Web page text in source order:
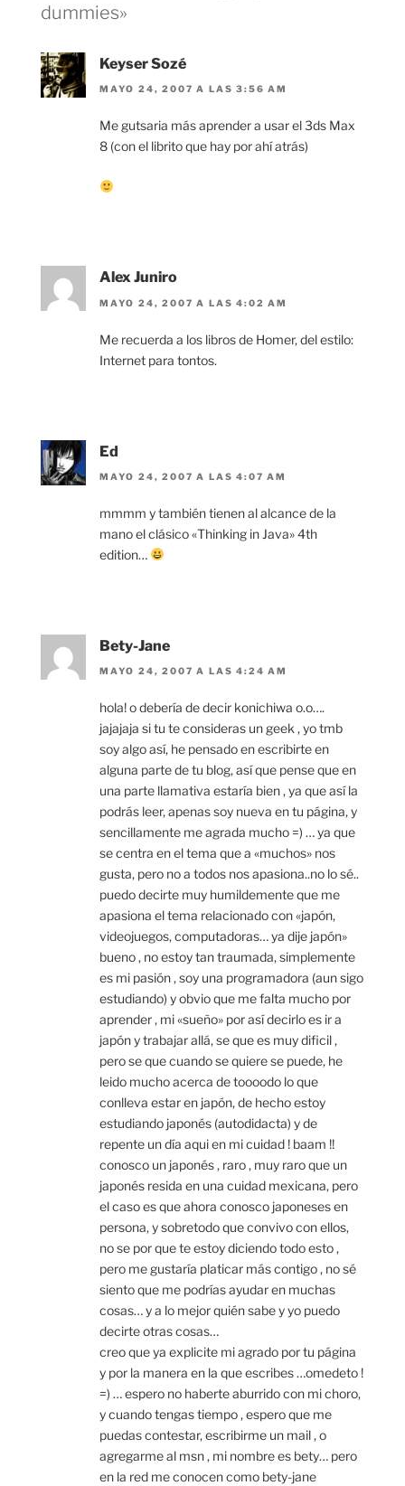
dummies»
Keyser Sozé
MAYO 24, 2007 A LAS 3:56 AM
Me gutsaria más aprender a usar el 3ds Max
8 (con el librito que hay por ahí atrás)
Alex Juniro
MAYO 24, 2007 A LAS 4:02 AM
Me recuerda a los libros de Homer, del estilo:
Internet para tontos.
Ed
MAYO 24, 2007 A LAS 4:07 AM
mmmm y también tienen al alcance de la
mano el clásico «Thinking in Java» 4th
edition…
Bety-Jane
MAYO 24, 2007 A LAS 4:24 AM
hola! o debería de decir konichiwa o.o….
jajajaja si tu te consideras un geek , yo tmb
soy algo así, he pensado en escribirte en
alguna parte de tu blog, así que pense que en
una parte llamativa estaría bien , ya que así la
podrás leer, apenas soy nueva en tu página, y
sencillamente me agrada mucho =) … ya que
se centra en el tema que a «muchos» nos
gusta, pero no a todos nos apasiona..no lo sé..
puedo decirte muy humildemente que me
apasiona el tema relacionado con «japón,
videojuegos, computadoras… ya dije japón»
bueno , no estoy tan traumada, simplemente
es mi pasión , soy una programadora (aun sigo
estudiando) y obvio que me falta mucho por
aprender , mi «sueño» por así decirlo es ir a
japón y trabajar allá, se que es muy dificil ,
pero se que cuando se quiere se puede, he
leido mucho acerca de toooodo lo que
conlleva estar en japón, de hecho estoy
estudiando japonés (autodidacta) y de
repente un día aqui en mi cuidad ! baam !!
conosco un japonés , raro , muy raro que un
japonés resida en una cuidad mexicana, pero
el caso es que ahora conosco japoneses en
persona, y sobretodo que convivo con ellos,
no se por que te estoy diciendo todo esto ,
pero me gustaría platicar más contigo , no sé
siento que me podrías ayudar en muchas
cosas… y a lo mejor quién sabe y yo puedo
decirte otras cosas…
creo que ya explicite mi agrado por tu página
y por la manera en la que escribes …omedeto !
=) … espero no haberte aburrido con mi choro,
y cuando tengas tiempo , espero que me
puedas contestar, escribirme un mail , o
agregarme al msn , mi nombre es bety… pero
en la red me conocen como bety-jane